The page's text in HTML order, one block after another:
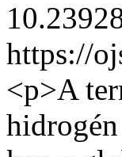
https://
<p>A